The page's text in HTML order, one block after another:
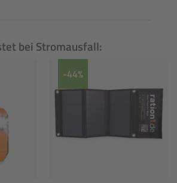
bei Stromausfall:
-44%